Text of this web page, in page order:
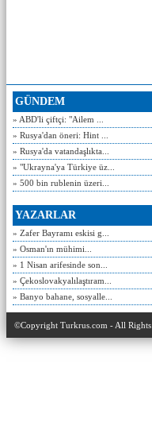
GÜNDEM
» ABD'li çiftçi: "Ailem ...
» Rusya'dan öneri: Hint ...
» Rusya'da vatandaşlıkta...
» "Ukrayna'ya Türkiye üz...
» 500 bin rublenin üzeri...
YAZARLAR
» Zafer Bayramı eskisi g...
» Osman'ın mühimi...
» 1 Nisan arifesinde son...
» Çekoslovakyalılaştıram...
» Banyo bahane, sosyalle...
©Copyright Turkrus.com - All Rights